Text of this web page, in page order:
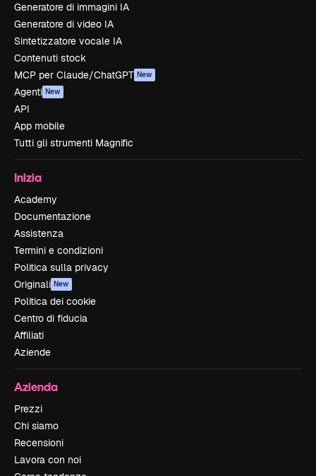
Generatore di immagini IA
Generatore di video IA
Sintetizzatore vocale IA
Contenuti stock
MCP per Claude/ChatGPT New
Agenti New
API
App mobile
Tutti gli strumenti Magnific
Inizia
Academy
Documentazione
Assistenza
Termini e condizioni
Politica sulla privacy
Originali New
Politica dei cookie
Centro di fiducia
Affiliati
Aziende
Azienda
Prezzi
Chi siamo
Recensioni
Lavora con noi